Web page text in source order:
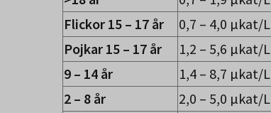
Flickor 15 – 17 år
0,7 – 4,0 µkat/L
Pojkar 15 – 17 år
1,2 – 5,6 µkat/L
9 – 14 år
1,4 – 8,7 µkat/L
2 – 8 år
2,0 – 5,0 µkat/L